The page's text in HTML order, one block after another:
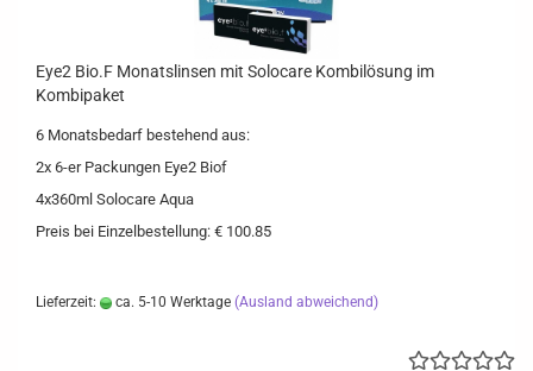
Eye2 Bio.F Monatslinsen mit Solocare Kombilösung im
Kombipaket
6 Monatsbedarf bestehend aus:
2x 6-er Packungen Eye2 Biof
4x360ml Solocare Aqua
Preis bei Einzelbestellung: € 100.85
Lieferzeit: ca. 5-10 Werktage (Ausland abweichend)